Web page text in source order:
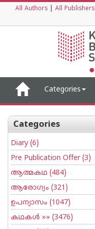
All Authors All Publishers
Categories
Categories
Diary (6)
Pre Publication Offer(3)
ആത്മകഥ (484)
ആരോഗ്യം (321)
ഉപന്യാസം (1047)
കഥകള്‍ »» (3476)